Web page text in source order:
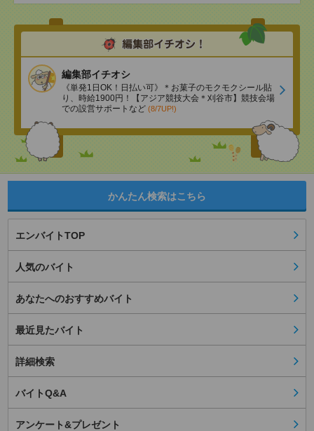
編集部イチオシ
《単発1日OK！日払い可》＊お菓子のモクモクシール貼
り、時給1900円！【アジア競技大会＊刈谷市】競技会場
での設営サポートなど (8/7UP!)
かんたん検索はこちら
エンバイトTOP
人気のバイト
あなたへのおすすめバイト
最近見たバイト
詳細検索
バイトQ&A
アンケート&プレゼント